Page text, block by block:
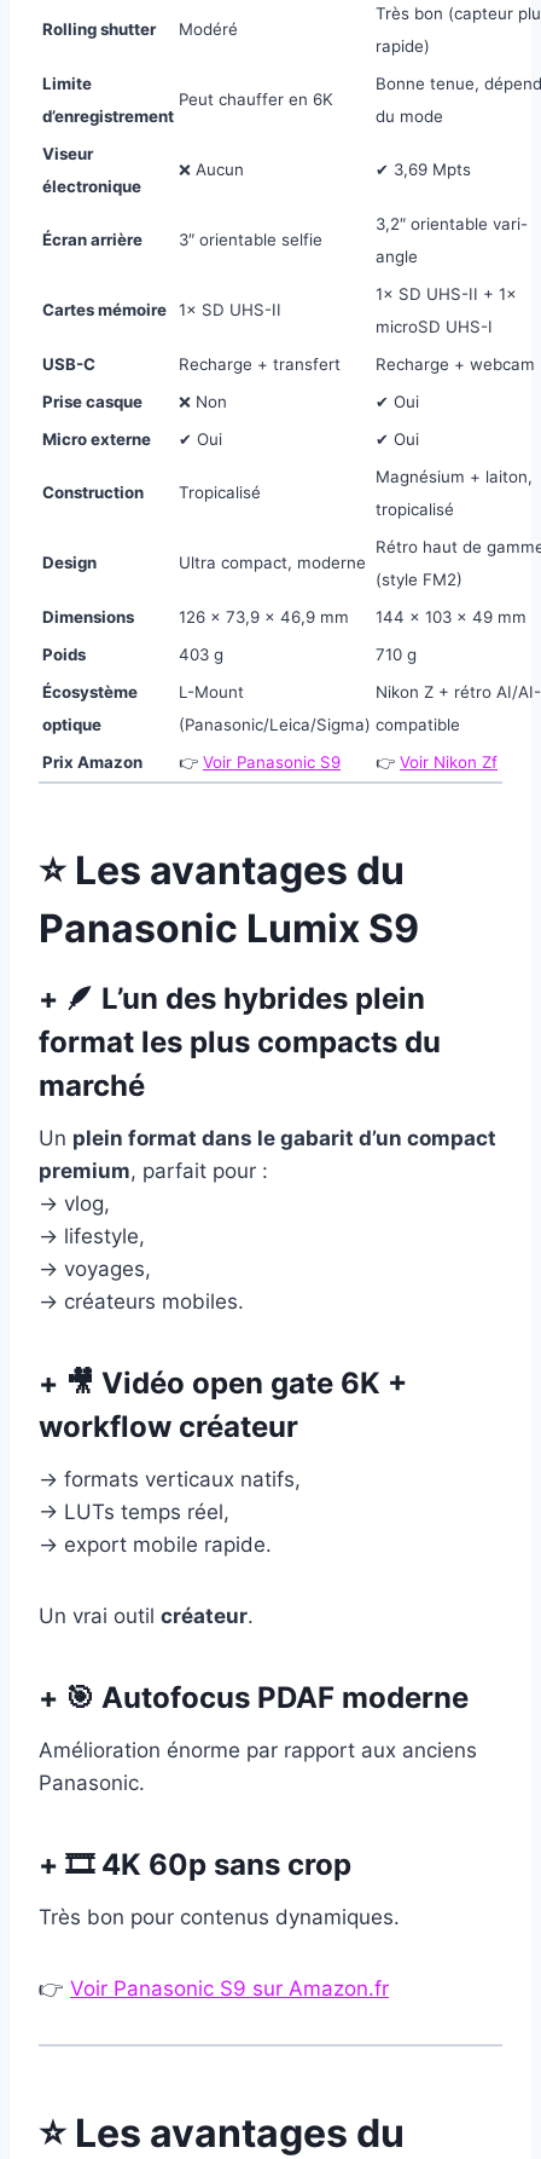
Rolling shutter Modéré
Très bon (capteur
rapide)
Limite
d’enregistrement
Peut chauffer en 6K
Bonne tenue, dépend
du mode
Viseur
électronique
❌ Aucun ✔ 3,69 Mpts
Écran arrière 3″ orientable selfie
3,2″ orientable vari-
angle
Cartes mémoire 1× SD UHS-II
1× SD UHS-II + 1×
microSD UHS-I
USB-C
Recharge + transfert
Recharge + webcam
Prise casque
❌ Non
✔ Oui
Micro externe
✔ Oui ✔ Oui
Construction Tropicalisé
Magnésium + laiton,
tropicalisé
Design Ultra compact, moderne
Rétro haut de
(style FM2)
Dimensions
126 × 73,9 × 46,9 mm
144 × 103 × 49 mm
Poids
403 g
710 g
Écosystème
optique
L-Mount
(Panasonic/Leica/Sigma)
Nikon Z + rétro AI/
compatible
Prix Amazon
👉 Voir Panasonic S9 👉 Voir Nikon Zf
⭐ Les avantages du
Panasonic Lumix S9
+ 🪶 L’un des hybrides plein
format les plus compacts du
marché
Un plein format dans le gabarit d’un compact
premium, parfait pour :
→ vlog,
→ lifestyle,
→ voyages,
→ créateurs mobiles.
+ 🎥 Vidéo open gate 6K +
workflow créateur
→ formats verticaux natifs,
→ LUTs temps réel,
→ export mobile rapide.
Un vrai outil créateur.
+ 🎯 Autofocus PDAF moderne
Amélioration énorme par rapport aux anciens
Panasonic.
+ 🎞 4K 60p sans crop
Très bon pour contenus dynamiques.
👉 Voir Panasonic S9 sur Amazon.fr
⭐ Les avantages du